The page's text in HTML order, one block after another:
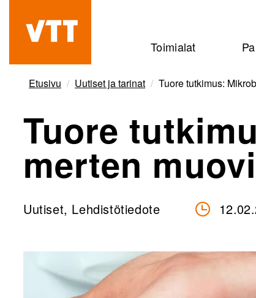
pääsisältöön
Beyond
the
obvious
Toimialat
Etusivu Uutiset ja tarinat Tuore tutkimus:
Tuore
merten
Uutiset, Lehdistötiedote